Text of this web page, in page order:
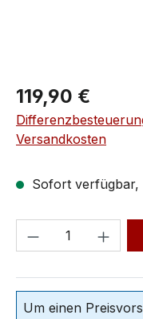
119,90 €
Versandkosten
Sofort verfügbar,
Um einen